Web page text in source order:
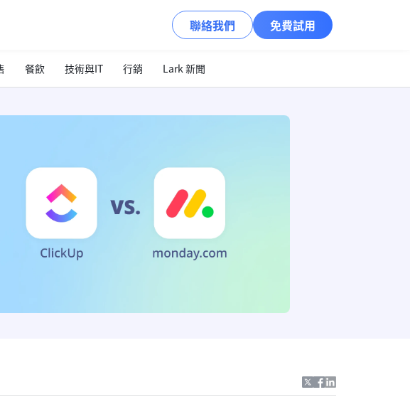
聯絡我們 免費試用
餐飲 技術與IT 行銷 Lark 新聞